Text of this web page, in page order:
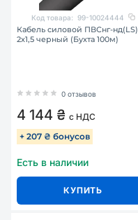
Код товара: 99-10024444
Кабель силовой ПВСнг-нд(LS)
2х1,5 черный (Бухта 100м)
0 отзывов
4 144 ₴ с НДС
+ 207 ₴ бонусов
Есть в наличии
КУПИТЬ